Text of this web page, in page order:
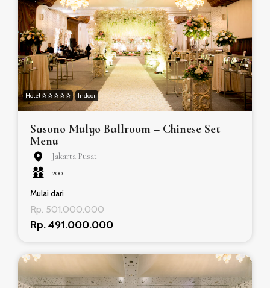
Hotel ✰ ✰ ✰ ✰ ✰ Indoor
Sasono Mulyo Ballroom – Chinese Set
Menu
Jakarta Pusat
200
Mulai dari
Rp. 501.000.000
Rp. 491.000.000